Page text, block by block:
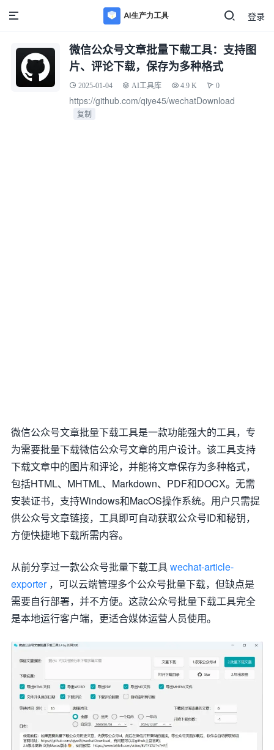
登录
微信公众号文章批量下载工具：支持图
片、评论下载，保存为多种格式
2025-01-04 AI工具库 4.9 K 0
https://github.com/qiye45/wechatDownload
复制
微信公众号文章批量下载工具是一款功能强大的工具，专
为需要批量下载微信公众号文章的用户设计。该工具支持
下载文章中的图片和评论，并能将文章保存为多种格式，
包括HTML、MHTML、Markdown、PDF和DOCX。无需
安装证书，支持Windows和MacOS操作系统。用户只需提
供公众号文章链接，工具即可自动获取公众号ID和秘钥，
方便快捷地下载所需内容。
从前分享过一款公众号批量下载工具wechat-article-
exporter，可以云端管理多个公众号批量下载，但缺点是
需要自行部署，并不方便。这款公众号批量下载工具完全
是本地运行客户端，更适合媒体运营人员使用。